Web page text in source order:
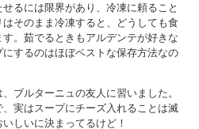
るには限界があり、冷凍に頼ること
そのまま冷凍すると、どうしても食
。茹でるときもアルデンテが好きな
するのはほぼベストな保存方法なの
ブルターニュの友人に習いました。
実はスープにチーズ入れることは滅
しいに決まってるけど！